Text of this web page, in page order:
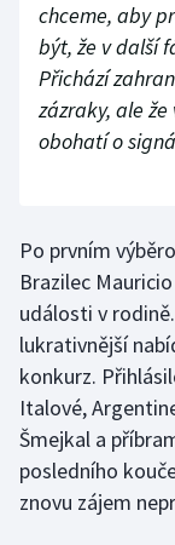
Stolní tenis
Triatlon
Veslování
Volejbal
Ostatní
chceme, aby
být, že v další
Přichází
zázraky, ale
obohatí o
Po prvním
Brazilec
události v
lukrativnější
konkurz.
Italové,
Šmejkal a
posledního
znovu zájem